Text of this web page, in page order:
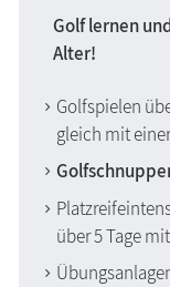
Golf lernen
Alter!
Golfspielen
gleich mit
über 5 Tage